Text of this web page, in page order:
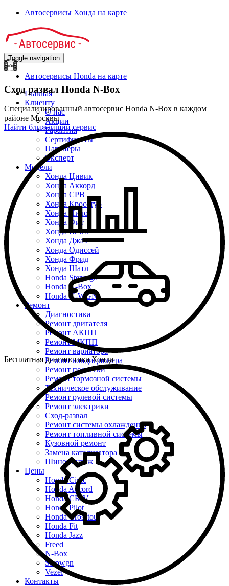
Автосервисы Хонда на карте
Toggle navigation
Автосервисы Honda на карте
Главная
Клиенту
О нас
Акции
Гарантия
Сертификаты
Партнёры
Эксперт
Модели
Хонда Цивик
Хонда Аккорд
Хонда СРВ
Хонда Кросстур
Хонда Пилот
Хонда Фит
Хонда Везел
Хонда Джаз
Хонда Одиссей
Хонда Фрид
Хонда Шатл
Honda Stepwgn
Honda N-Box
Honda N-WGN
Ремонт
Диагностика
Ремонт двигателя
Ремонт АКПП
Ремонт МКПП
Ремонт вариатора
Ремонт кондиционера
Ремонт подвески
Ремонт тормозной системы
Техническое обслуживание
Ремонт рулевой системы
Ремонт электрики
Сход-развал
Ремонт системы охлаждения
Ремонт топливной системы
Кузовной ремонт
Замена катализатора
Шиномонтаж
Цены
Honda Civic
Honda Accord
Honda CR-V
Honda Pilot
Honda Crosstour
Honda Fit
Honda Jazz
Freed
N-Box
Stepwgn
Vezel
Контакты
Сход развал Honda N-Box
Специализированный автосервис Honda N-Box в каждом
районе Москвы
Найти ближайший сервис
Бесплатная диагностика Хонда